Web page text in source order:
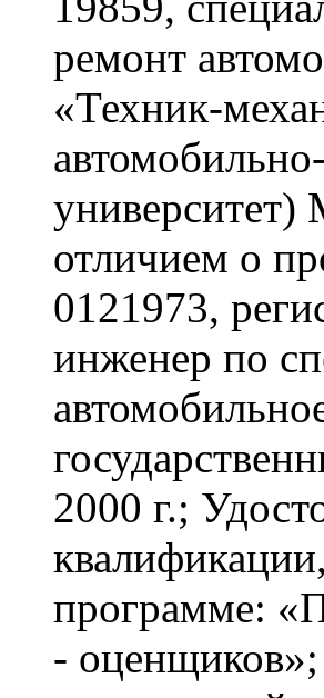
ремонт
«Техник-
отличием о
0121973,
инженер по
2000 г.;
программе:
-